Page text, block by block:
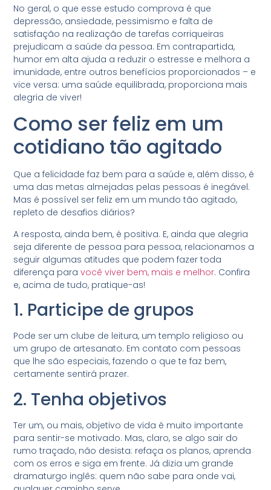
No geral, o que esse estudo comprova é que
depressão, ansiedade, pessimismo e falta de
satisfação na realização de tarefas corriqueiras
prejudicam a saúde da pessoa. Em contrapartida,
humor em alta ajuda a reduzir o estresse e melhora a
imunidade, entre outros benefícios proporcionados – e
vice versa: uma saúde equilibrada, proporciona mais
alegria de viver!
Como ser feliz em um
cotidiano tão agitado
Que a felicidade faz bem para a saúde e, além disso, é
uma das metas almejadas pelas pessoas é inegável.
Mas é possível ser feliz em um mundo tão agitado,
repleto de desafios diários?
A resposta, ainda bem, é positiva. E, ainda que alegria
seja diferente de pessoa para pessoa, relacionamos a
seguir algumas atitudes que podem fazer toda
diferença paravocê viver bem, mais e melhor. Confira
e, acima de tudo, pratique-as!
1. Participe de grupos
Pode ser um clube de leitura, um templo religioso ou
um grupo de artesanato. Em contato com pessoas
que lhe são especiais, fazendo o que te faz bem,
certamente sentirá prazer.
2. Tenha objetivos
Ter um, ou mais, objetivo de vida é muito importante
para sentir-se motivado. Mas, claro, se algo sair do
rumo traçado, não desista: refaça os planos, aprenda
com os erros e siga em frente. Já dizia um grande
dramaturgo inglês: quem não sabe para onde vai,